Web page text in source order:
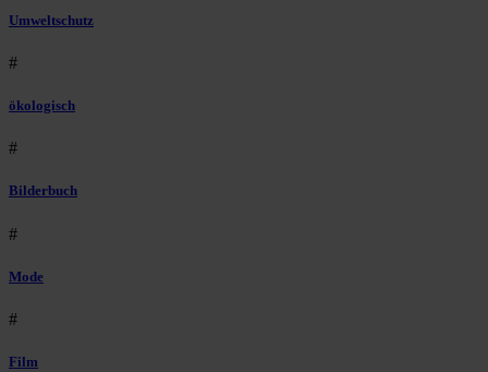
Umweltschutz
#
ökologisch
#
Bilderbuch
#
Mode
#
Film